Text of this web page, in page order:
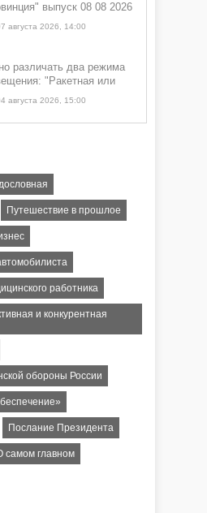
выпуск 08 08 2026
августа 2026, 14:00
различать два режима
"Ракетная или
опасность" и "Угроза
ракеты или БПЛА"
августа 2026, 15:00
Путешествие в прошлое
работника
и конкурентная
обороны России
Послание Президента
самом главном